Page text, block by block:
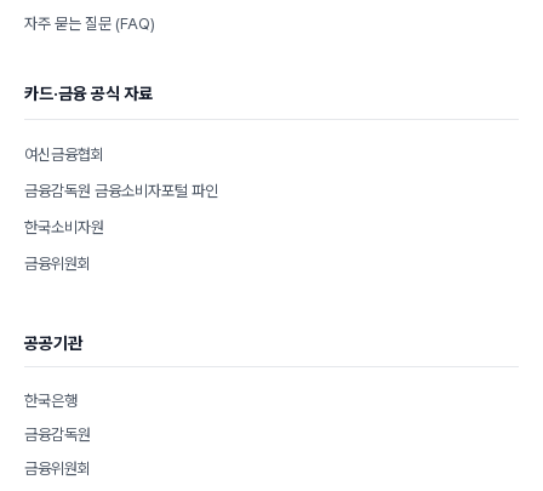
자주 묻는 질문 (FAQ)
카드·금융 공식 자료
여신금융협회
금융감독원 금융소비자포털 파인
한국소비자원
금융위원회
공공기관
한국은행
금융감독원
금융위원회